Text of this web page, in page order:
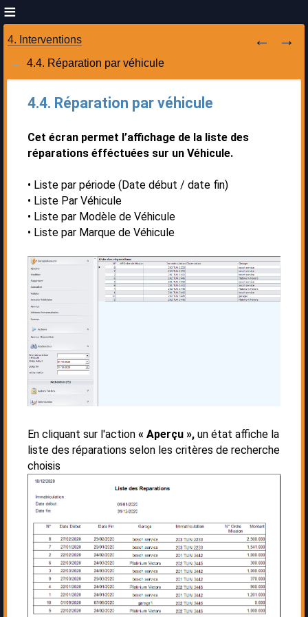
4. Interventions
4.4. Réparation par véhicule
4.4. Réparation par véhicule
Cet écran permet l’affichage de la liste des
réparations éfféctuées sur un Véhicule.
Liste par période (Date début / date fin)
Liste Par Véhicule
Liste par Modèle de Véhicule
Liste par Marque de Véhicule
En cliquant sur l'action « Aperçu », un état affiche la
liste des réparations selon les critères de recherche
choisis